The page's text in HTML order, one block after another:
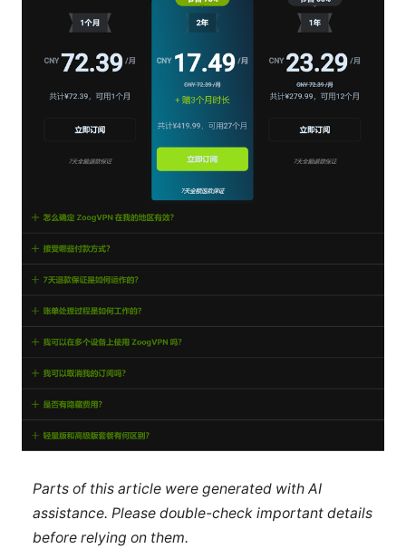
Parts of this article were generated with AI
assistance. Please double-check important details
before relying on them.